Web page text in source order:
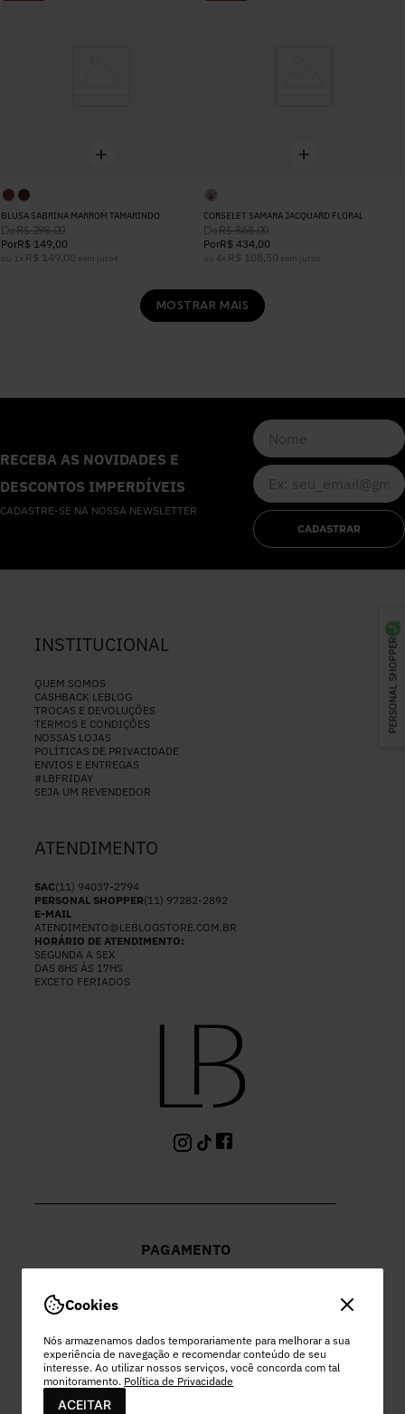
Cookies
Nós armazenamos dados temporariamente para melhorar a sua
experiência de navegação e recomendar conteúdo de seu
interesse. Ao utilizar nossos serviços, você concorda com tal
monitoramento. Política de Privacidade
ACEITAR
PERSONAL SHOPPER
BLUSA SABRINA MARROM TAMARINDO
DeR$ 298,00
PorR$ 149,00
ou 1 x R$ 149,00 sem juros
CORSELET SAMARA JACQUARD FLORAL
DeR$ 868,00
PorR$ 434,00
ou 4 x R$ 108, 50 sem juros
MOSTRAR MAIS
RECEBA AS NOVIDADES E
DESCONTOS IMPERDÍVEIS
CADASTRE-SE NA NOSSA NEWSLETTER
CADASTRAR
INSTITUCIONAL
QUEM SOMOS
CASHBACK LEBLOG
TROCAS E DEVOLUÇÕES
TERMOS E CONDIÇÕES
NOSSAS LOJAS
POLÍTICAS DE PRIVACIDADE
ENVIOS E ENTREGAS
#LBFRIDAY
SEJA UM REVENDEDOR
ATENDIMENTO
SAC(11) 94037-2794
PERSONAL SHOPPER(11) 97282-2892
E-MAIL
ATENDIMENTO@LEBLOGSTORE.COM.BR
HORÁRIO DE ATENDIMENTO:
SEGUNDA A SEX
DAS 8HS ÀS 17HS
EXCETO FERIADOS
PAGAMENTO
PEC COMERCIO DO VESTUARIO LTDA
48.978.532/0003-96 | EST MUNICIPAL VEREADOR LAMARTINE
JOSE DE OLIVEIRA, 1137 - SETOR MOD 22 DO RODEIO - EXTREMA